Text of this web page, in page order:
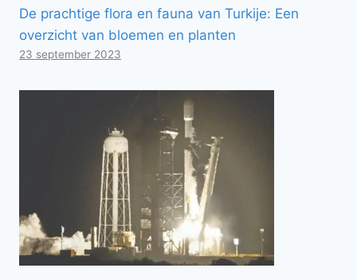
De prachtige flora en fauna van Turkije: Een
overzicht van bloemen en planten
23 september 2023